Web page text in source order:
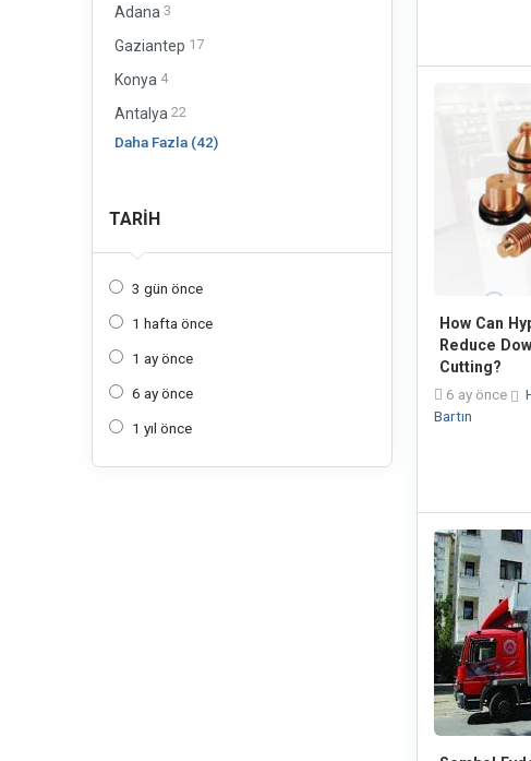
Adana 3
Gaziantep 17
Konya 4
Antalya 22
Daha Fazla (42)
TARIH
3 gün önce
1 hafta önce
1 ay önce
6 ay önce
1 yıl önce
How Can
Reduce
Cutting?
6 ay önce
Bartın